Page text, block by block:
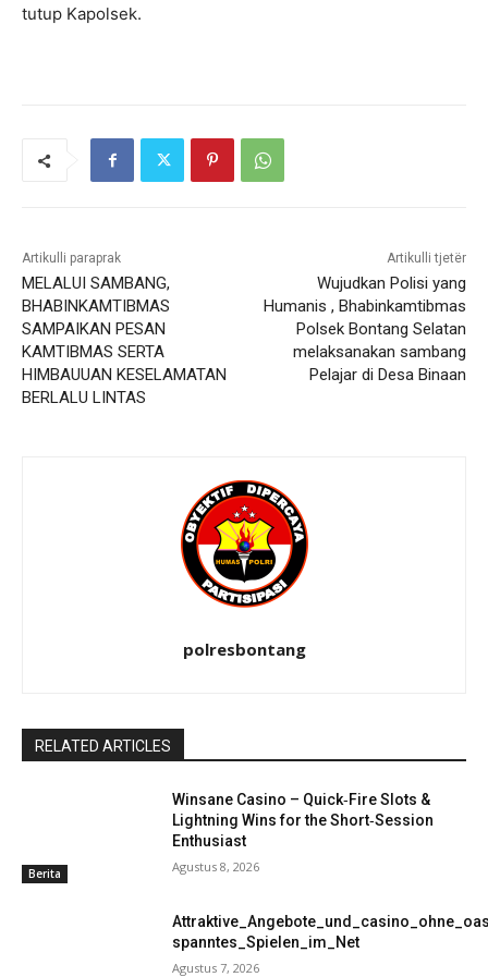
tutup Kapolsek.
Artikulli paraprak
MELALUI SAMBANG,
BHABINKAMTIBMAS
SAMPAIKAN PESAN
KAMTIBMAS SERTA
HIMBAUUAN KESELAMATAN
BERLALU LINTAS
Artikulli tjetër
Wujudkan Polisi yang
Humanis , Bhabinkamtibmas
Polsek Bontang Selatan
melaksanakan sambang
Pelajar di Desa Binaan
polresbontang
RELATED ARTICLES
Berita
Winsane Casino – Quick‑Fire Slots &
Lightning Wins for the Short‑Session
Enthusiast
Agustus 8, 2026
spanntes_Spielen_im_Net
Agustus 7, 2026